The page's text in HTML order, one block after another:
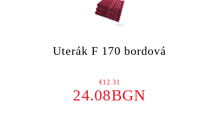
Uterák F 170 bordová
€12.31
24.08BGN